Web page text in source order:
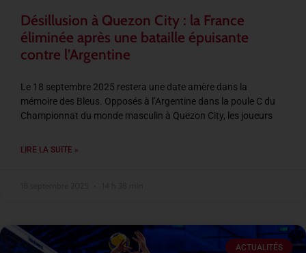
Désillusion à Quezon City : la France
éliminée après une bataille épuisante
contre l’Argentine
Le 18 septembre 2025 restera une date amère dans la
mémoire des Bleus. Opposés à l’Argentine dans la poule C du
Championnat du monde masculin à Quezon City, les joueurs
LIRE LA SUITE »
ACTUALITÉS